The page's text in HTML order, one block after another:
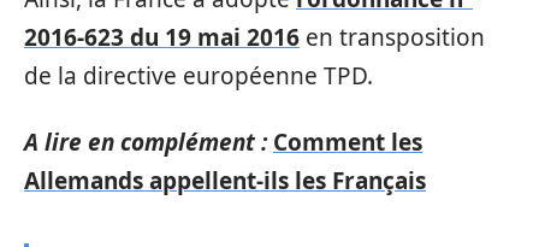
2016-623 du 19 mai 2016 en transposition
de la directive européenne TPD.
A lire en complément : Comment les
Allemands appellent-ils les Français